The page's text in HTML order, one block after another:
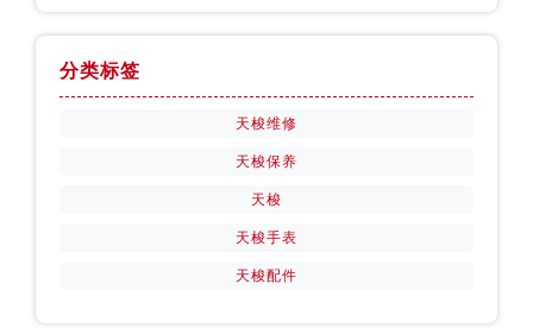
分类标签
天梭维修
天梭保养
天梭
天梭手表
天梭配件